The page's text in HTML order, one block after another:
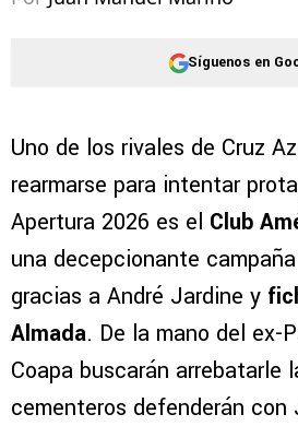
Síguenos en
Uno de los rivales de Cruz
rearmarse para intentar
Apertura 2026 es el Club
una decepcionante
gracias a André Jardine y
Almada. De la mano del ex-
Coapa buscarán arrebatarle
cementeros defenderán con